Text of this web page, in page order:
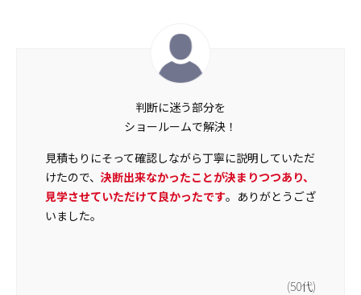
判断に迷う部分を
ショールームで解決！
見積もりにそって確認しながら丁寧に説明していただ
けたので、 決断出来なかったことが決まりつつあり、
見学させていただけて良かったです。ありがとうござ
いました。
(50代)